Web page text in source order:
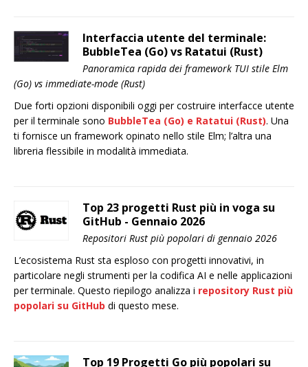
Interfaccia utente del terminale:
BubbleTea (Go) vs Ratatui (Rust)
Panoramica rapida dei framework TUI stile Elm
(Go) vs immediate-mode (Rust)
Due forti opzioni disponibili oggi per costruire interfacce utente
per il terminale sono BubbleTea (Go) e Ratatui (Rust). Una
ti fornisce un framework opinato nello stile Elm; l’altra una
libreria flessibile in modalità immediata.
Top 23 progetti Rust più in voga su
GitHub - Gennaio 2026
Repositori Rust più popolari di gennaio 2026
L’ecosistema Rust sta esploso con progetti innovativi, in
particolare negli strumenti per la codifica AI e nelle applicazioni
per terminale. Questo riepilogo analizza i repository Rust più
popolari su GitHub di questo mese.
Top 19 Progetti Go più popolari su